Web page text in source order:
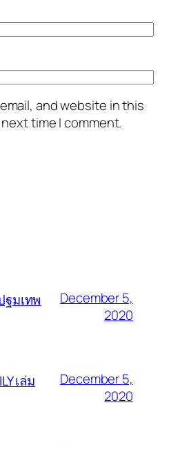
and website in this
time I comment.
มเทพ
December 5,
2020
เล่ม
December 5,
2020